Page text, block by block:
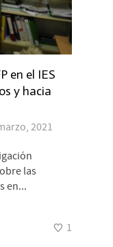
en el IES
y hacia
2021
las
en...
1